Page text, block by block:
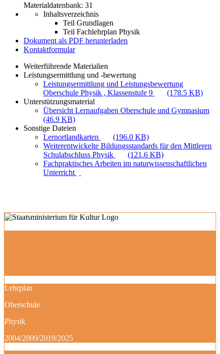
Materialdatenbank: 31
Inhaltsverzeichnis
Teil Grundlagen
Teil Fachlehrplan Physik
Dokument als PDF herunterladen
Kontaktformular
Weiterführende Materialien
Leistungsermittlung und -bewertung
Leistungsermittlung und Leistungsbewertung
Oberschule Physik , Klassenstufe 9
(178.5 KB)
Unterstützungsmaterial
Übersicht Lernaufgaben Oberschule und Gymnasium
(46.9 KB)
Sonstige Dateien
Lernortlandkarten
(196.0 KB)
Weiterentwickelte Bildungsstandards für den Mittleren
Schulabschluss Physik
(121.6 KB)
Fachpraktisches Arbeiten im naturwissenschaftlichen
Unterricht
Lehrplan
Oberschule
Physik
2004/2009/2019/2025